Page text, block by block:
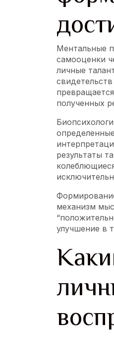
Ментальные
самооценки
личные
полученных
результаты
механизм
улучшение в